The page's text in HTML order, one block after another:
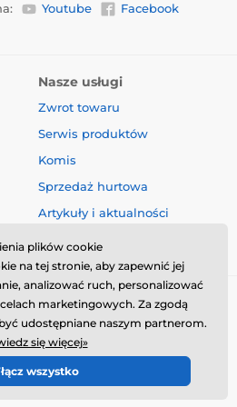
mogą ulec zmianie bez
Youtube
Facebook
Nasze usługi
Zwrot towaru
Serwis produktów
Komis
Sprzedaż hurtowa
Artykuły i aktualności
⦁ Utworzono e-sklep
plików cookie
na tej stronie, aby zapewnić jej
analizować ruch, personalizować
marketingowych. Za zgodą
udostępniane naszym partnerom.
się więcej»
wszystko